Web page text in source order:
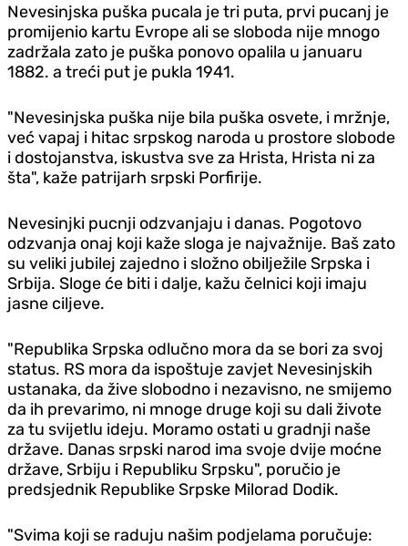
Nevesinjska puška pucala je tri puta, prvi pucanj je
promijenio kartu Evrope ali se sloboda nije mnogo
zadržala zato je puška ponovo opalila u januaru
1882. a treći put je pukla 1941.
"Nevesinjska puška nije bila puška osvete, i mržnje,
već vapaj i hitac srpskog naroda u prostore slobode
i dostojanstva, iskustva sve za Hrista, Hrista ni za
šta", kaže patrijarh srpski Porfirije.
Nevesinjki pucnji odzvanjaju i danas. Pogotovo
odzvanja onaj koji kaže sloga je najvažnije. Baš zato
su veliki jubilej zajedno i složno obilježile Srpska i
Srbija. Sloge će biti i dalje, kažu čelnici koji imaju
jasne ciljeve.
"Republika Srpska odlučno mora da se bori za svoj
status. RS mora da ispoštuje zavjet Nevesinjskih
ustanaka, da žive slobodno i nezavisno, ne smijemo
da ih prevarimo, ni mnoge druge koji su dali živote
za tu svijetlu ideju. Moramo ostati u gradnji naše
države. Danas srpski narod ima svoje dvije moćne
države, Srbiju i Republiku Srpsku", poručio je
predsjednik Republike Srpske Milorad Dodik.
"Svima koji se raduju našim podjelama poručuje: